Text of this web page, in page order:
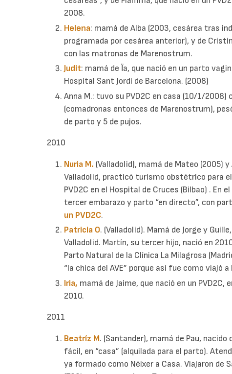
2008.
Helena: mamá de Alba (2003, cesárea tras
programada por cesárea anterior), y de
con las matronas de Marenostrum.
Judit: mamá de Ïa, que nació en un parto
Hospital Sant Jordi de Barcelona. (2008)
Anna M.: tuvo su PVD2C en casa (10/1/2008)
(comadronas entonces de Marenostrum),
de parto y 5 de pujos.
2010
Nuria M. (Valladolid), mamá de Mateo (2005)
Valladolid, practicó turismo obstétrico para
PVD2C en el Hospital de Cruces (Bilbao) . En
tercer embarazo y parto “en directo”, con
un PVD2C.
Patricia O. (Valladolid). Mamá de Jorge y
Valladolid. Martín, su tercer hijo, nació en
Parto Natural de la Clínica La Milagrosa
“la chica del AVE” porque así fue como viajó
Iria, mamá de Jaime, que nació en un PVD2C,
2010.
2011
Beatríz M. (Santander), mamá de Pau, nacido
fácil, en “casa” (alquilada para el parto).
ya formado como Nèixer a Casa. Viajaron de